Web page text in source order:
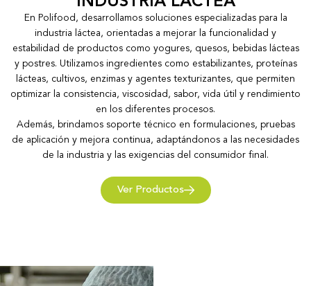
En Polifood, desarrollamos soluciones especializadas para la
industria láctea, orientadas a mejorar la funcionalidad y
estabilidad de productos como yogures, quesos, bebidas lácteas
y postres. Utilizamos ingredientes como estabilizantes, proteínas
lácteas, cultivos, enzimas y agentes texturizantes, que permiten
optimizar la consistencia, viscosidad, sabor, vida útil y rendimiento
en los diferentes procesos.
Además, brindamos soporte técnico en formulaciones, pruebas
de aplicación y mejora continua, adaptándonos a las necesidades
de la industria y las exigencias del consumidor final.
Ver Productos